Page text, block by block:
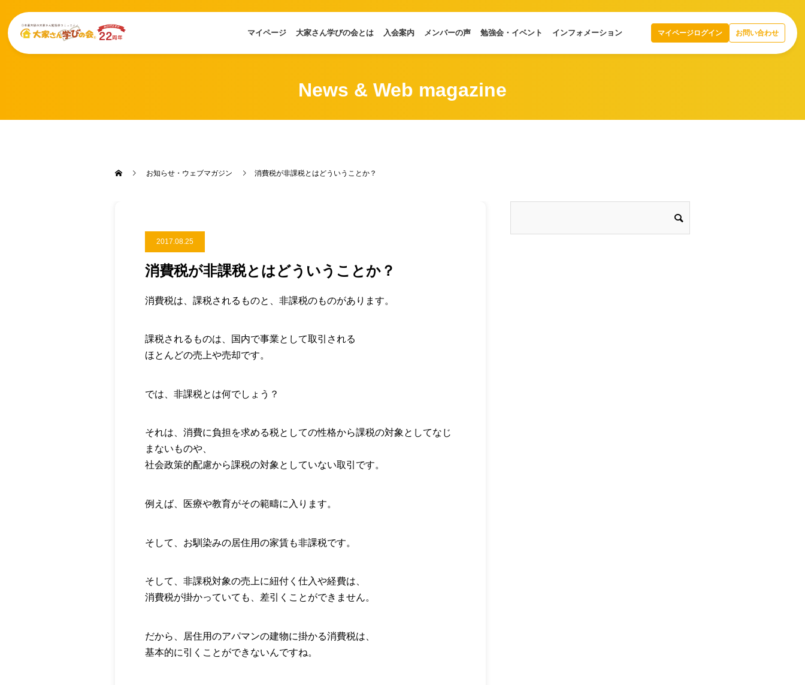
マイページ 大家さん学びの会とは 入会案内 メンバーの声 勉強会・イベント インフォメーション マイページログイン お問い合わせ
News & Web magazine
お知らせ・ウェブマガジン 消費税が非課税とはどういうことか？
2017.08.25
消費税が非課税とはどういうことか？
消費税は、課税されるものと、非課税のものがあります。
課税されるものは、国内で事業として取引される
ほとんどの売上や売却です。
では、非課税とは何でしょう？
それは、消費に負担を求める税としての性格から課税の対象としてなじ
まないものや、
社会政策的配慮から課税の対象としていない取引です。
例えば、医療や教育がその範疇に入ります。
そして、お馴染みの居住用の家賃も非課税です。
そして、非課税対象の売上に紐付く仕入や経費は、
消費税が掛かっていても、差引くことができません。
だから、居住用のアパマンの建物に掛かる消費税は、
基本的に引くことができないんですね。